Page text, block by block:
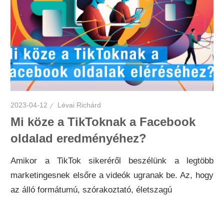
2023-04-12 Lévai Richárd
Mi köze a TikToknak a Facebook
oldalad eredményéhez?
Amikor a TikTok sikeréről beszélünk a legtöbb
marketingesnek elsőre a videók ugranak be. Az, hogy
az álló formátumú, szórakoztató, életszagú